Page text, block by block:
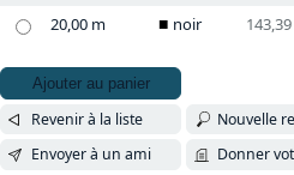
20,00 m
noir
Ajouter au panier
Revenir à la liste
Nouvelle
Envoyer à un ami
Donner